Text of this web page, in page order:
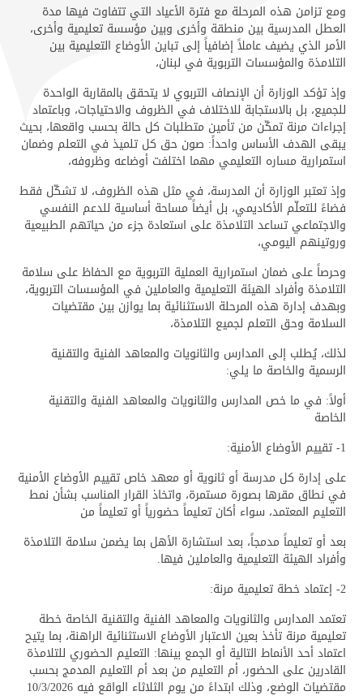
ومع تزامن هذه المرحلة مع فترة الأعياد التي تتفاوت فيها مدة
العطل المدرسية بين منطقة وأخرى وبين مؤسسة تعليمية وأخرى،
الأمر الذي يضيف عاملاً إضافياً إلى تباين الأوضاع التعليمية بين
التلامذة والمؤسسات التربوية في لبنان،
وإذ تؤكد الوزارة أن الإنصاف التربوي لا يتحقق بالمقاربة الواحدة
للجميع، بل بالاستجابة للاختلاف في الظروف والاحتياجات، وباعتماد
إجراءات مرنة تمكّن من تأمين متطلبات كل حالة بحسب واقعها، بحيث
يبقى الهدف الأساس واحداً: صون حق كل تلميذ في التعلم وضمان
استمرارية مساره التعليمي مهما اختلفت أوضاعه وظروفه،
وإذ تعتبر الوزارة أن المدرسة، في مثل هذه الظروف، لا تشكّل فقط
فضاءً للتعلّم الأكاديمي، بل أيضاً مساحة أساسية للدعم النفسي
والاجتماعي تساعد التلامذة على استعادة جزء من حياتهم الطبيعية
وروتينهم اليومي،
وحرصاً على ضمان استمرارية العملية التربوية مع الحفاظ على سلامة
التلامذة وأفراد الهيئة التعليمية والعاملين في المؤسسات التربوية،
وبهدف إدارة هذه المرحلة الاستثنائية بما يوازن بين مقتضيات
السلامة وحق التعلم لجميع التلامذة،
لذلك، يُطلب إلى المدارس والثانويات والمعاهد الفنية والتقنية
الرسمية والخاصة ما يلي:
أولاً: في ما خص المدارس والثانويات والمعاهد الفنية والتقنية
الخاصة
على إدارة كل مدرسة أو ثانوية أو معهد خاص تقييم الأوضاع الأمنية
في نطاق مقرها بصورة مستمرة، واتخاذ القرار المناسب بشأن نمط
التعليم المعتمد، سواء أكان تعليماً حضورياً أو تعليماً من
بعد أو تعليماً مدمجاً، بعد استشارة الأهل بما يضمن سلامة التلامذة
وأفراد الهيئة التعليمية والعاملين فيها.
تعتمد المدارس والثانويات والمعاهد الفنية والتقنية الخاصة خطة
تعليمية مرنة تأخذ بعين الاعتبار الأوضاع الاستثنائية الراهنة، بما يتيح
اعتماد أحد الأنماط التالية أو الجمع بينها: التعليم الحضوري للتلامذة
القادرين على الحضور، أم التعليم من بعد أم التعليم المدمج بحسب
مقتضيات الوضع، وذلك ابتداءً من يوم الثلاثاء الواقع فيه 10/3/2026